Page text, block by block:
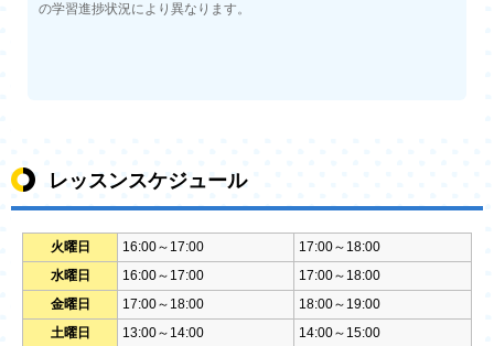
の学習進捗状況により異なります。
レッスンスケジュール
火曜日 16:00～17:00
17:00～18:00
水曜日
16:00～17:00
17:00～18:00
金曜日
17:00～18:00
18:00～19:00
土曜日
13:00～14:00 14:00～15:00